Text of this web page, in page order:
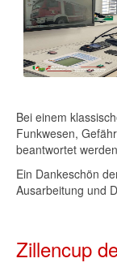
Bei einem
Funkwesen,
beantwortet
Ein Dankeschön
Ausarbeitung und
Zillencup